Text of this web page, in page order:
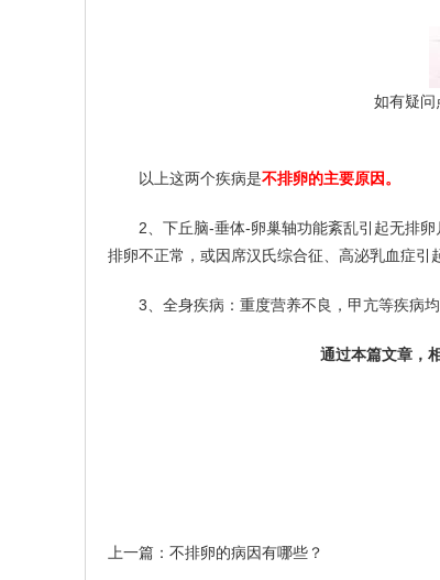
如有疑问
以上这两个疾病是不排卵的主要原因。
2、下丘脑-垂体-卵巢轴功能紊乱引起无排卵
排卵不正常，或因席汉氏综合征、高泌乳血症引
3、全身疾病：重度营养不良，甲亢等疾病均
通过本篇文章，
上一篇： 不排卵的病因有哪些？